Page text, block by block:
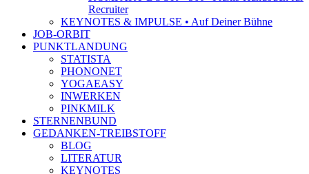
Recruiter
KEYNOTES & IMPULSE • Auf Deiner Bühne
JOB-ORBIT
PUNKTLANDUNG
STATISTA
PHONONET
YOGAEASY
INWERKEN
PINKMILK
STERNENBUND
GEDANKEN-TREIBSTOFF
BLOG
LITERATUR
KEYNOTES